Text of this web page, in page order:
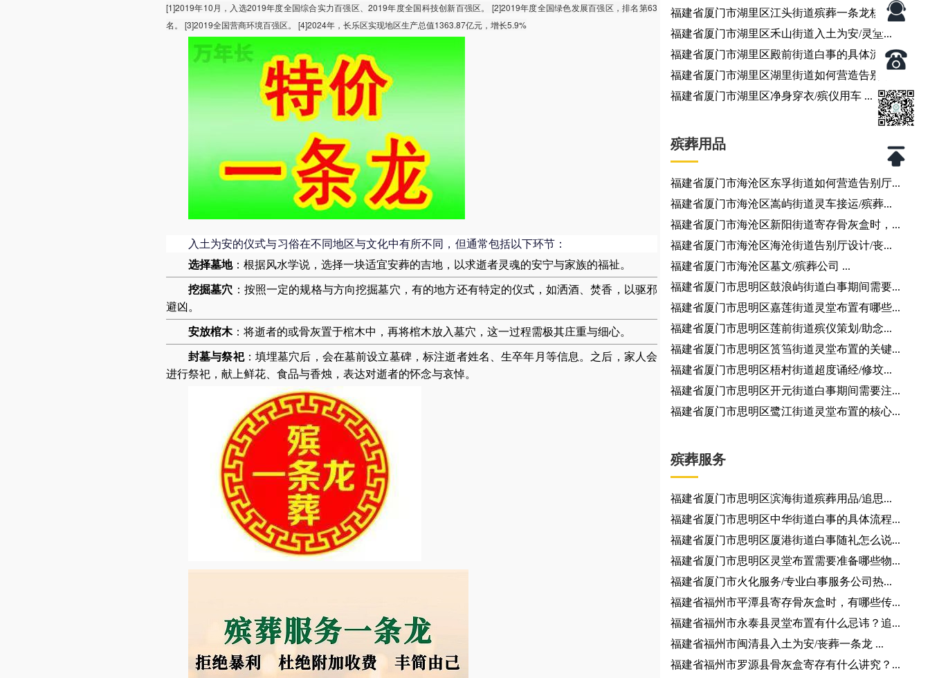
[1]2019年10月，入选2019年度全国综合实力百强区、2019年度全国科技创新百强区。 [2]2019年度全国绿色发展百强区，排名第63
名。 [3]2019全国营商环境百强区。 [4]2024年，长乐区实现地区生产总值1363.87亿元，增长5.9%
入土为安的仪式与习俗在不同地区与文化中有所不同，但通常包括以下环节：
选择墓地：根据风水学说，选择一块适宜安葬的吉地，以求逝者灵魂的安宁与家族的福祉。
挖掘墓穴 ：按照一定的规格与方向挖掘墓穴，有的地方还有特定的仪式，如洒酒、焚香，以驱邪
避凶。
安放棺木：将逝者的或骨灰置于棺木中，再将棺木放入墓穴，这一过程需极其庄重与细心。
封墓与祭祀：填埋墓穴后，会在墓前设立墓碑，标注逝者姓名、生卒年月等信息。之后，家人会
进行祭祀，献上鲜花、食品与香烛，表达对逝者的怀念与哀悼。
福建省厦门市湖里区江头街道殡葬一条龙核心...
福建省厦门市湖里区禾山街道入土为安/灵堂...
福建省厦门市湖里区殿前街道白事的具体流程...
福建省厦门市湖里区湖里街道如何营造告别厅...
福建省厦门市湖里区净身穿衣/殡仪用车 ...
殡葬用品
福建省厦门市海沧区东孚街道如何营造告别厅...
福建省厦门市海沧区嵩屿街道灵车接运/殡葬...
福建省厦门市海沧区新阳街道寄存骨灰盒时，...
福建省厦门市海沧区海沧街道告别厅设计/丧...
福建省厦门市海沧区墓文/殡葬公司 ...
福建省厦门市思明区鼓浪屿街道白事期间需要...
福建省厦门市思明区嘉莲街道灵堂布置有哪些...
福建省厦门市思明区莲前街道殡仪策划/助念...
福建省厦门市思明区筼筜街道灵堂布置的关键...
福建省厦门市思明区梧村街道超度诵经/修坟...
福建省厦门市思明区开元街道白事期间需要注...
福建省厦门市思明区鹭江街道灵堂布置的核心...
殡葬服务
福建省厦门市思明区滨海街道殡葬用品/追思...
福建省厦门市思明区中华街道白事的具体流程...
福建省厦门市思明区厦港街道白事随礼怎么说...
福建省厦门市思明区灵堂布置需要准备哪些物...
福建省厦门市火化服务/专业白事服务公司热...
福建省福州市平潭县寄存骨灰盒时，有哪些传...
福建省福州市永泰县灵堂布置有什么忌讳？追...
福建省福州市闽清县入土为安/丧葬一条龙 ...
福建省福州市罗源县骨灰盒寄存有什么讲究？...